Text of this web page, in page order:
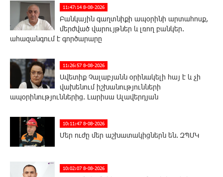
11:47:14 8-08-2026
Բանկային գաղտնիքի ապօրինի արտահոսք,
մերժված վարույթներ և լռող բանկեր.
ահազանգում է գործարարը
11:26:57 8-08-2026
Ավետիք Չալաբյանն օրինակելի հայ է և չի
վախենում իշխանությունների
ապօրինություններից. Լարիսա Ալավերդյան
10:11:47 8-08-2026
Մեր ուժը մեր աշխատակիցներն են. ԶՊՄԿ
10:02:07 8-08-2026